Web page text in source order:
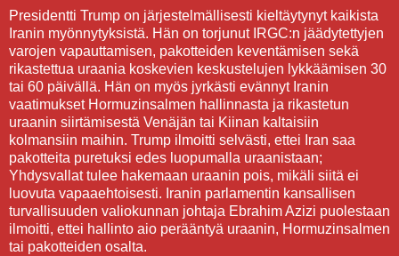
Presidentti Trump on järjestelmällisesti kieltäytynyt kaikista
Iranin myönnytyksistä. Hän on torjunut IRGC:n jäädytettyjen
varojen vapauttamisen, pakotteiden keventämisen sekä
rikastettua uraania koskevien keskustelujen lykkäämisen 30
tai 60 päivällä. Hän on myös jyrkästi evännyt Iranin
vaatimukset Hormuzinsalmen hallinnasta ja rikastetun
uraanin siirtämisestä Venäjän tai Kiinan kaltaisiin
kolmansiin maihin. Trump ilmoitti selvästi, ettei Iran saa
pakotteita puretuksi edes luopumalla uraanistaan;
Yhdysvallat tulee hakemaan uraanin pois, mikäli siitä ei
luovuta vapaaehtoisesti. Iranin parlamentin kansallisen
turvallisuuden valiokunnan johtaja Ebrahim Azizi puolestaan
ilmoitti, ettei hallinto aio perääntyä uraanin, Hormuzinsalmen
tai pakotteiden osalta.